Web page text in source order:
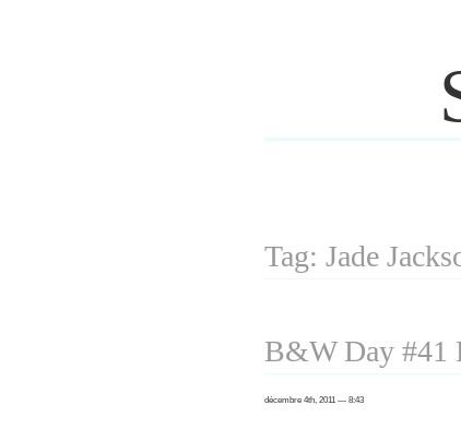
Tag: Jade
B&W Day #41
décembre 4th, 2011 — 8:43